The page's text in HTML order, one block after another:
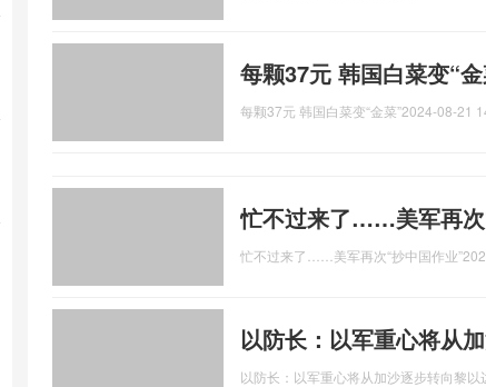
每颗37元 韩国白菜变“
每颗37元 韩国白菜变“金菜”2024-08-21
忙不过来了……美军再次
忙不过来了……美军再次“抄中国作业”
以防长：以军重心将从
以防长：以军重心将从加沙逐步转向黎以